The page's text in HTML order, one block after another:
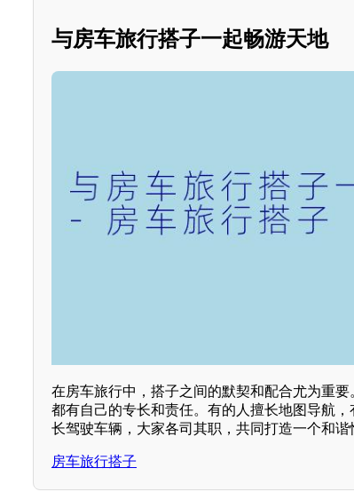
与房车旅行搭子一起畅游天地
在房车旅行中，搭子之间的默契和配合尤为重
都有自己的专长和责任。有的人擅长地图导航
长驾驶车辆，大家各司其职，共同打造一个和谐
房车旅行搭子